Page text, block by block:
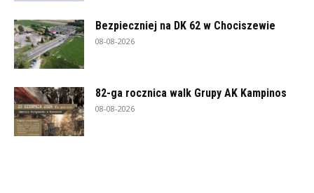
Bezpieczniej na DK 62 w Chociszewie
08-08-2026
82-ga rocznica walk Grupy AK Kampinos
08-08-2026